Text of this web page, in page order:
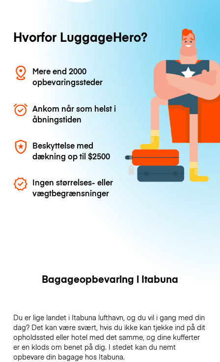
Hvorfor LuggageHero?
Mere end 2000
opbevaringssteder
Ankom når som helst i
åbningstiden
Beskyttelse med
dækning op til$2500
Ingen størrelses- eller
vægtbegrænsninger
Bagageopbevaring i Itabuna
Du er lige landet i Itabuna lufthavn, og du vil i gang med din
dag? Det kan være svært, hvis du ikke kan tjekke ind på dit
opholdssted eller hotel med det samme, og dine kufferter
er en klods om benet på dig. I stedet kan du nemt
opbevare din bagage hos Itabuna.